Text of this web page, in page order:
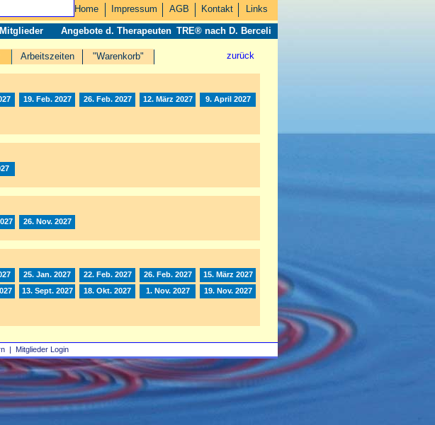
| Mitglieder Login
Home Impressum AGB Kontakt Links
Angebote d. Therapeuten TRE® nach D. Berceli
zurück
Arbeitszeiten "Warenkorb"
19. Feb. 2027 26. Feb. 2027 12. März 2027
9. April 2027
26. Nov. 2027
25. Jan. 2027 22. Feb. 2027 26. Feb. 2027
15. März 2027
13. Sept. 2027 18. Okt. 2027 1. Nov. 2027
19. Nov. 2027